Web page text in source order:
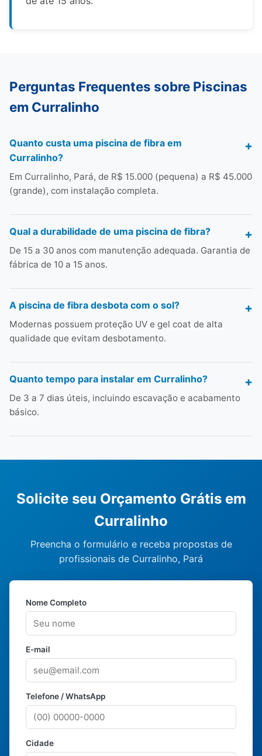
Perguntas Frequentes sobre Piscinas
em Curralinho
Quanto custa uma piscina de fibra em
Curralinho?
Em Curralinho, Pará, de R$ 15.000 (pequena) a R$ 45.000
(grande), com instalação completa.
Qual a durabilidade de uma piscina de fibra?
De 15 a 30 anos com manutenção adequada. Garantia de
fábrica de 10 a 15 anos.
A piscina de fibra desbota com o sol?
Modernas possuem proteção UV e gel coat de alta
qualidade que evitam desbotamento.
Quanto tempo para instalar em Curralinho?
De 3 a 7 dias úteis, incluindo escavação e acabamento
básico.
Solicite seu Orçamento Grátis em
Curralinho
Preencha o formulário e receba propostas de
profissionais de Curralinho, Pará
Nome Completo
E-mail
Telefone / WhatsApp
Cidade